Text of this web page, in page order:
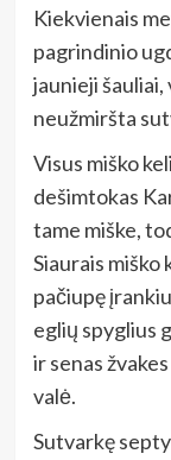
Kiekvienais
pagrindinio
jaunieji šauliai,
neužmiršta
Visus miško
dešimtokas
tame miške,
Siaurais miško
pačiupę
eglių spyglius
ir senas
valė.
Sutvarkę